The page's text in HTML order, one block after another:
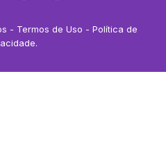
- Termos de Uso - Política de
.